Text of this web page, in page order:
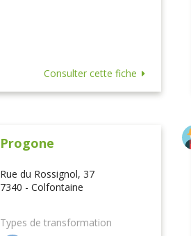
Consulter cette fiche
Progone
Rue du Rossignol, 37
7340 - Colfontaine
Types de transformation